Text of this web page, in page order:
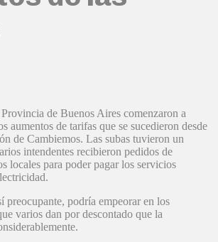
de Buenos Aires comenzaron a
aumentos de tarifas que se sucedieron desde
de Cambiemos. Las subas tuvieron un
intendentes recibieron pedidos de
locales para poder pagar los servicios
preocupante, podría empeorar en los
varios dan por descontado que la